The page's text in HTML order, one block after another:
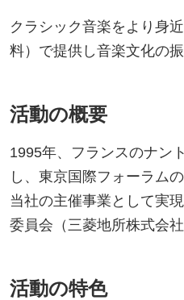
クラシック音楽をより身
料）で提供し音楽文化の
活動の概要
1995年、フランスのナン
し、東京国際フォーラム
当社の主催事業として実
委員会（三菱地所株式会
活動の特色